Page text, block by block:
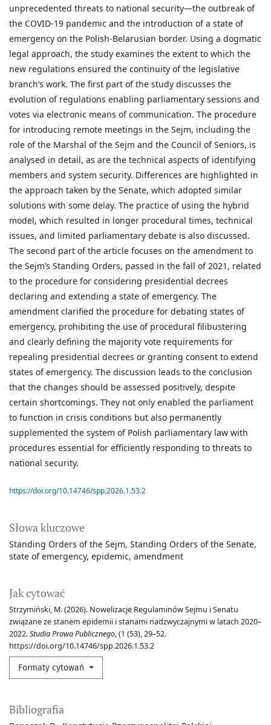
Słowa kluczowe
Standing Orders of the Sejm Standing Orders of the Senate
state of emergency epidemic amendment
Jak cytować
Strzymiński, M. (2026). Nowelizacje Regulaminów Sejmu i Senatu
związane ze stanem epidemii i stanami nadzwyczajnymi w latach 2020–
2022.Studia Prawa Publicznego, (1 (53), 29–52.
https://doi.org/10.14746/spp.2026.1.53.2
Formaty cytowań
unprecedented threats to national security—the outbreak of
the COVID-19 pandemic and the introduction of a state of
emergency on the Polish-Belarusian border. Using a dogmatic
legal approach, the study examines the extent to which the
new regulations ensured the continuity of the legislative
branch’s work. The first part of the study discusses the
evolution of regulations enabling parliamentary sessions and
votes via electronic means of communication. The procedure
for introducing remote meetings in the Sejm, including the
role of the Marshal of the Sejm and the Council of Seniors, is
analysed in detail, as are the technical aspects of identifying
members and system security. Differences are highlighted in
the approach taken by the Senate, which adopted similar
solutions with some delay. The practice of using the hybrid
model, which resulted in longer procedural times, technical
issues, and limited parliamentary debate is also discussed.
The second part of the article focuses on the amendment to
the Sejm’s Standing Orders, passed in the fall of 2021, related
to the procedure for considering presidential decrees
declaring and extending a state of emergency. The
amendment clarified the procedure for debating states of
emergency, prohibiting the use of procedural filibustering
and clearly defining the majority vote requirements for
repealing presidential decrees or granting consent to extend
states of emergency. The discussion leads to the conclusion
that the changes should be assessed positively, despite
certain shortcomings. They not only enabled the parliament
to function in crisis conditions but also permanently
supplemented the system of Polish parliamentary law with
procedures essential for efficiently responding to threats to
national security.
https://doi.org/10.14746/spp.2026.1.53.2
Bibliografia